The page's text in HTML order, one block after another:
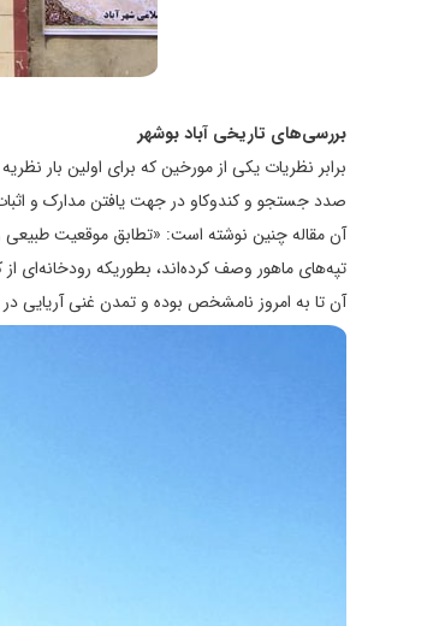
بررسی‌های تاریخی آباد بوشهر
برابر نظریات یکی از مورخین که برای اولین بار
صدد جستجو و کندوکاو در جهت یافتن مدارک و
آن مقاله چنین نوشته است: «تطابق موقعیت طبیعی
تپه‌های ماهور وصف کرده‌اند، بطوریکه رودخانه‌ای
آن تا به امروز نامشخص بوده و تمدن غنی آریایی